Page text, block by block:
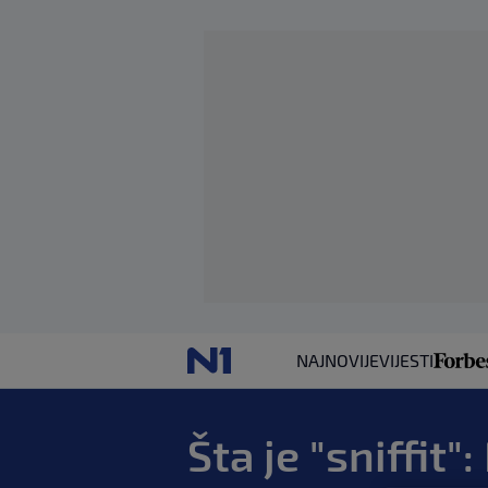
NAJNOVIJEVIJESTI
Šta je